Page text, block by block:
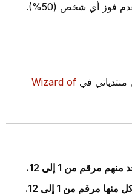
فوز أي شخص (50%).
في Wizard of